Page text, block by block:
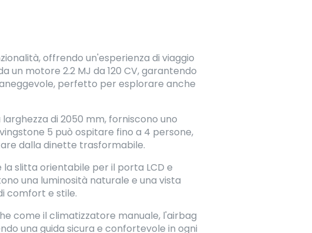
offrendo un'esperienza di viaggio
un motore 2.2 MJ da 120 CV, garantendo
perfetto per esplorare anche
di 2050 mm, forniscono uno
5 può ospitare fino a 4 persone,
dalla dinette trasformabile.
slitta orientabile per il porta LCD e
una luminosità naturale e una vista
comfort e stile.
come il climatizzatore manuale, l'airbag
una guida sicura e confortevole in ogni